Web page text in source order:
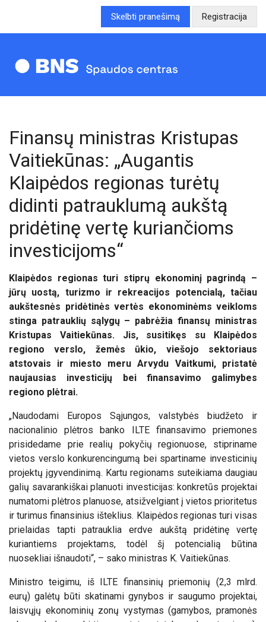
Skelbti pranešimą Registracija
Finansų ministras Kristupas
Vaitiekūnas: „Augantis
Klaipėdos regionas turėtų
didinti patrauklumą aukštą
pridėtinę vertę kuriančioms
investicijoms“
Klaipėdos regionas turi stiprų ekonominį pagrindą –
jūrų uostą, turizmo ir rekreacijos potencialą, tačiau
aukštesnės pridėtinės vertės ekonominėms veikloms
stinga patrauklių sąlygų – pabrėžia finansų ministras
Kristupas Vaitiekūnas. Jis, susitikęs su Klaipėdos
regiono verslo, žemės ūkio, viešojo sektoriaus
atstovais ir miesto meru Arvydu Vaitkumi, pristatė
naujausias investicijų bei finansavimo galimybes
regiono plėtrai.
„Naudodami Europos Sąjungos, valstybės biudžeto ir
nacionalinio plėtros banko ILTE finansavimo priemones
prisidedame prie realių pokyčių regionuose, stipriname
vietos verslo konkurencingumą bei spartiname investicinių
projektų įgyvendinimą. Kartu regionams suteikiama daugiau
galių savarankiškai planuoti investicijas: konkretūs projektai
numatomi plėtros planuose, atsižvelgiant į vietos prioritetus
ir turimus finansinius išteklius. Klaipėdos regionas turi visas
prielaidas tapti patrauklia erdve aukštą pridėtinę vertę
kuriantiems projektams, todėl šį potencialią būtina
nuosekliai išnaudoti“, – sako ministras K. Vaitiekūnas.
Ministro teigimu, iš ILTE finansinių priemonių (2,3 mlrd.
eurų) galėtų būti skatinami gynybos ir saugumo projektai,
laisvųjų ekonominių zonų vystymas (gamybos, pramonės